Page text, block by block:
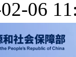
06